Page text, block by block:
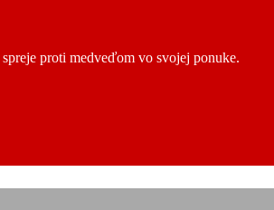
proti medveďom vo svojej ponuke.